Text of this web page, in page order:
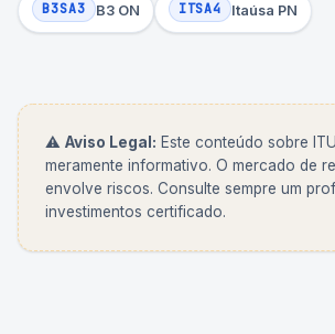
B3SA3 B3 ON ITSA4 Itaúsa PN
⚠️ Aviso Legal: Este conteúdo sobre
meramente informativo. O mercado de
envolve riscos. Consulte sempre um
investimentos certificado.